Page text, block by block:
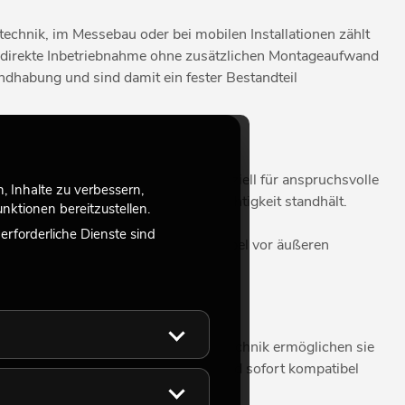
im Messebau oder bei mobilen Installationen zählt
Inbetriebnahme ohne zusätzlichen Montageaufwand
und sind damit ein fester Bestandteil
H07RN-F zum Einsatz, die speziell für anspruchsvolle
Belastungen als auch Feuchtigkeit standhält.
und schützen das Kabel vor äußeren
zuverlässig.
sind. In der Veranstaltungstechnik ermöglichen sie
Anschlüsse bereits vormontiert und sofort kompatibel
Inhalte zu verbessern,
bereitzustellen.
Dienste sind